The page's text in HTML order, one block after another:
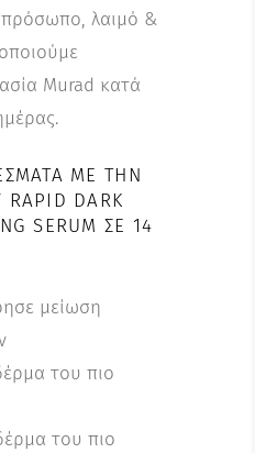
λαιμό &
Murad κατά
ΜΕ ΤΗΝ
DARK
SERUM ΣΕ 14
μείωση
του πιο
του πιο